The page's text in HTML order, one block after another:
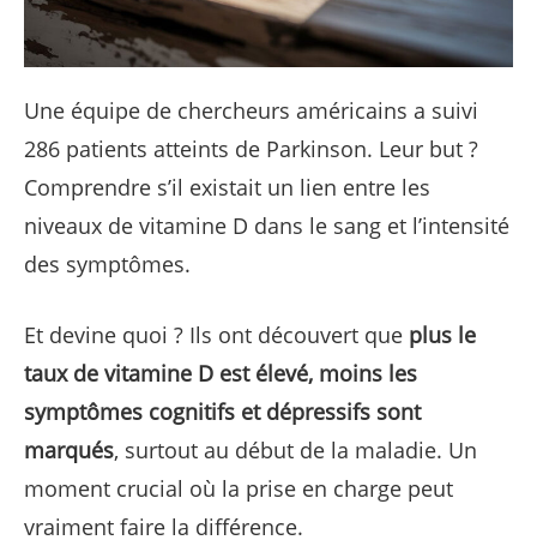
Une équipe de chercheurs américains a suivi
286 patients atteints de Parkinson. Leur but ?
Comprendre s’il existait un lien entre les
niveaux de vitamine D dans le sang et l’intensité
des symptômes.
Et devine quoi ? Ils ont découvert que plus le
taux de vitamine D est élevé, moins les
symptômes cognitifs et dépressifs sont
marqués, surtout au début de la maladie. Un
moment crucial où la prise en charge peut
vraiment faire la différence.